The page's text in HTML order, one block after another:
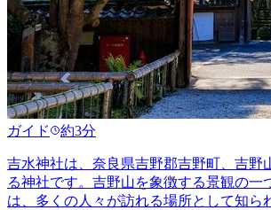
ガイド 約3分
吉水神社は、奈良県吉野郡吉野町、吉野
る神社です。吉野山を象徴する景観の一
は、多くの人々が訪れる場所として知ら